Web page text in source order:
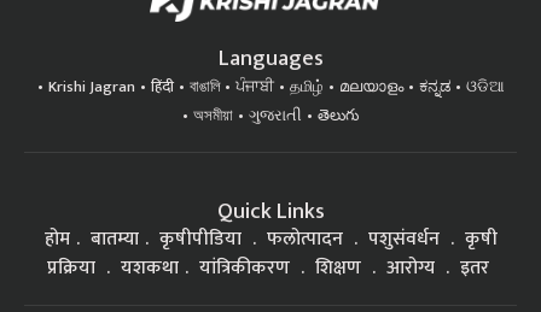
Languages
Krishi Jagran हिंदी বাঙালি ਪੰਜਾਬੀ தமிழ் മലയാളം ಕನ್ನಡ
ଓଡିଆ
অসমীয়া
ગુજરાતી తెలుగు
Quick Links
होम बातम्या कृषीपीडिया फलोत्पादन पशुसंवर्धन
कृषी
प्रक्रिया
यशकथा यांत्रिकीकरण शिक्षण आरोग्य इतर